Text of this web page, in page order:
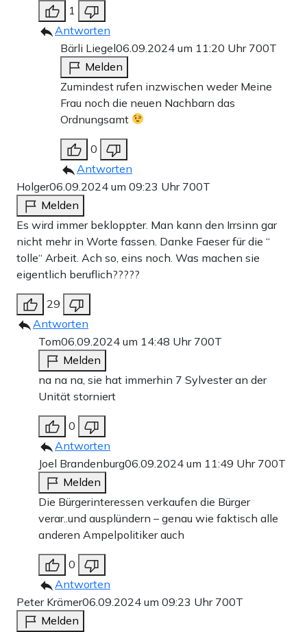
1
Antworten
Bärli Liegel06.09.2024 um 11:20 Uhr 700T
Melden
Zumindest rufen inzwischen weder Meine
Frau noch die neuen Nachbarn das
Ordnungsamt
0
Antworten
Holger06.09.2024 um 09:23 Uhr 700T
Melden
Es wird immer bekloppter. Man kann den Irrsinn gar
nicht mehr in Worte fassen. Danke Faeser für die “
tolle“ Arbeit. Ach so, eins noch. Was machen sie
eigentlich beruflich?????
29
Antworten
Tom06.09.2024 um 14:48 Uhr 700T
Melden
na na na, sie hat immerhin 7 Sylvester an der
Unität storniert
0
Antworten
Joel Brandenburg06.09.2024 um 11:49 Uhr 700T
Melden
Die Bürgerinteressen verkaufen die Bürger
verar..und ausplündern – genau wie faktisch alle
anderen Ampelpolitiker auch
0
Antworten
Peter Krämer06.09.2024 um 09:23 Uhr 700T
Melden